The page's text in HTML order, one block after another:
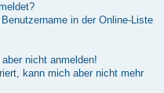
in der Online-Liste
nicht anmelden!
kann mich aber nicht mehr